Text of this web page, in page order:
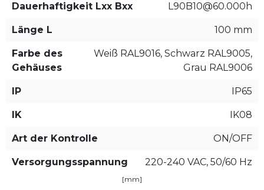
Dauerhaftigkeit Lxx Bxx L90B10@60.000h
Länge L 100 mm
Farbe des
Gehäuses
Weiß RAL9016, Schwarz RAL9005,
Grau RAL9006
IP IP65
IK IK08
Art der Kontrolle ON/OFF
Versorgungsspannung 220-240 VAC, 50/60 Hz
[mm]